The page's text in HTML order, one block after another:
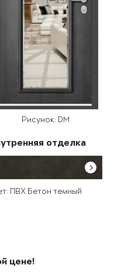
Рисунок: DM
отделка
ПВХ Бетон темный
цене!